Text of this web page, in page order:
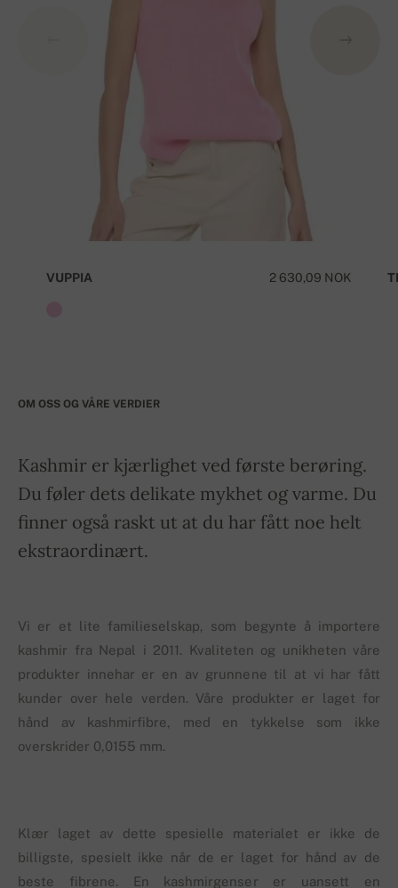
2 630,09 NOK
VUPPIA
OM OSS OG VÅRE VERDIER
Kashmir er kjærlighet ved første berøring.
Du føler dets delikate mykhet og varme. Du
finner også raskt ut at du har fått noe helt
ekstraordinært.
Vi er et lite familieselskap, som begynte å importere
kashmir fra Nepal i 2011. Kvaliteten og unikheten våre
produkter innehar er en av grunnene til at vi har fått
kunder over hele verden. Våre produkter er laget for
hånd av kashmirfibre, med en tykkelse som ikke
overskrider 0,0155 mm.
Klær laget av dette spesielle materialet er ikke de
billigste, spesielt ikke når de er laget for hånd av de
beste fibrene. En kashmirgenser er uansett en